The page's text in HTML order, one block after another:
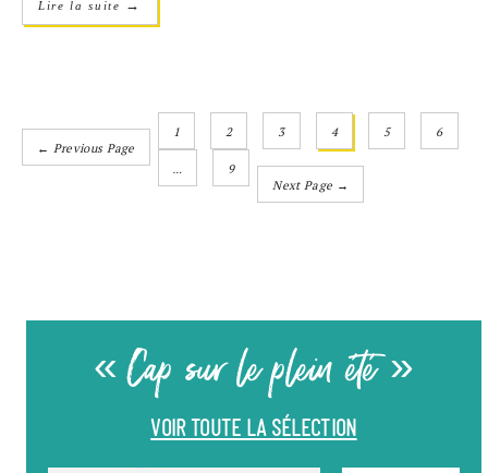
Lire la suite →
← Previous Page
1 2 3 4 5 6
9
Next Page →
« Cap sur le plein été »
VOIR TOUTE LA SÉLECTION